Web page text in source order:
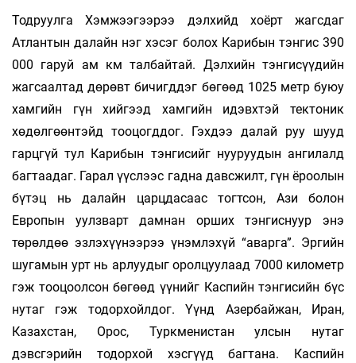
Тодруулга Хэмжээгээрээ дэлхийд хоёрт жагсдаг
Атлантын далайн нэг хэсэг болох Карибын тэнгис 390
000 гаруй ам км талбайтай. Дэлхийн тэнгисүүдийн
жагсаалтад дөрөвт бичигддэг бөгөөд 1025 метр буюу
хамгийн гүн хийгээд хамгийн идэвхтэй тектоник
хөдөлгөөнтэйд тооцогддог. Гэхдээ далай руу шууд
гарцгүй тул Карибын тэнгисийг нууруудын ангилалд
багтаадаг. Гарал үүслээс гадна давсжилт, гүн ёроолын
бүтэц нь далайн царцдасаас тогтсон, Ази болон
Европын уулзварт дамнан орших тэнгиснуур энэ
төрөлдөө эзлэхүүнээрээ үнэмлэхүй “аварга”. Эргийн
шугамын урт нь арлуудыг оролцуулаад 7000 километр
гэж тооцоолсон бөгөөд үүнийг Каспийн тэнгисийн бүс
нутаг гэж тодорхойлдог. Үүнд Азербайжан, Иран,
Казахстан, Орос, Туркменистан улсын нутаг
дэвсгэрийн тодорхой хэсгүүд багтана. Каспийн